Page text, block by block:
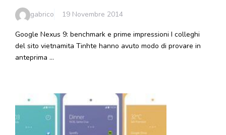
gabrico 19 Novembre 2014
Google Nexus 9: benchmark e prime impressioni I colleghi
del sito vietnamita Tinhte hanno avuto modo di provare in
anteprima …